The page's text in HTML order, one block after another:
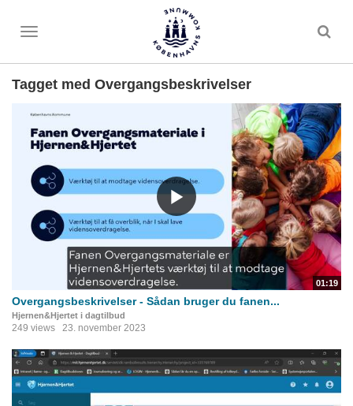
Toggle
Tagget med Overgangsbeskrivelser
01:19
Overgangsbeskrivelser - Sådan bruger du fanen...
Hjernen&Hjertet i dagtilbud
249 views 23. november 2023